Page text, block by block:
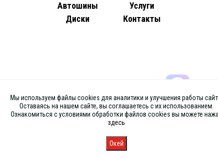
Автошины
Диски
Услуги
Контакты
Запись
Мы используем файлы cookies для аналитики и улучшения работы
Оставаясь на нашем сайте, вы соглашаетесь с их использованием.
Ознакомиться с условиями обработки файлов cookies вы можете
здесь
Окей